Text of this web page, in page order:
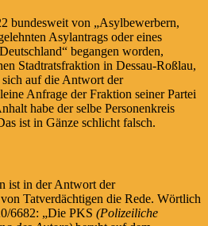
bundesweit von „Asylbewerbern,
Asylantrags oder eines
begangen worden,
Stadtratsfraktion in Dessau-Roßlau,
auf die Antwort der
Anfrage der Fraktion seiner Partei
habe der selbe Personenkreis
ist in Gänze schlicht falsch.
ist in der Antwort der
Tatverdächtigen die Rede. Wörtlich
6682: „Die PKS (Polizeiliche